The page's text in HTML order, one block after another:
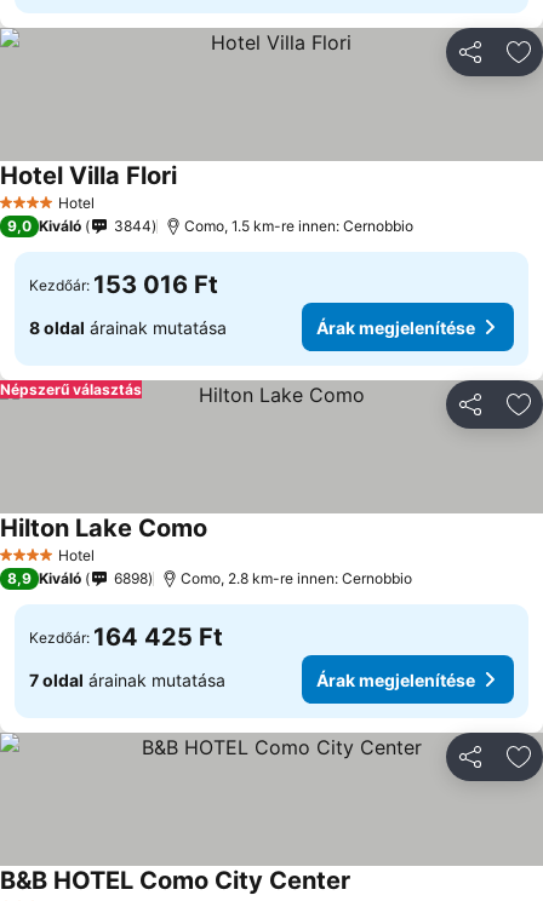
4 KategóriaHotel
Hotel Villa Flori
9,0 Kiváló 3844 Como, 1.5 km-re innen: Cernobbio
Kezdőár: 153 016 Ft
8 oldal árainak mutatása Árak megjelenítése
Népszerű választás
4 KategóriaHotel
Hilton Lake Como
8,9 Kiváló 6898 Como, 2.8 km-re innen: Cernobbio
Kezdőár: 164 425 Ft
7 oldal árainak mutatása Árak megjelenítése
B&B HOTEL Como City Center